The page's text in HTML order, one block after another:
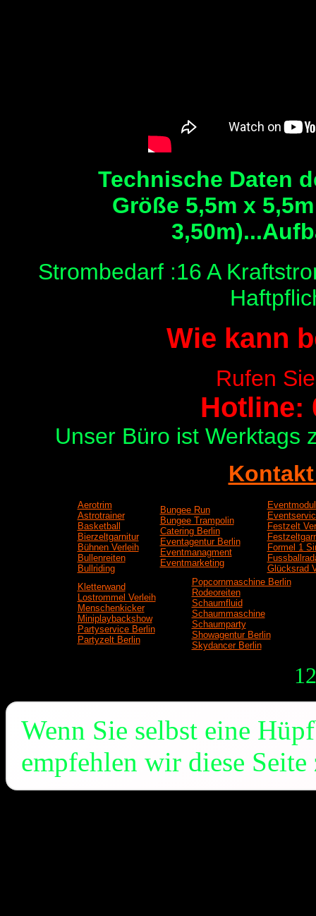
Technische Daten
Größe 5,5m x
Strombedarf :16 A
Wie kann
Rufen
Hotline:
Unser Büro ist Werktags
Aerotrim
Astrotrainer
Basketball
Bierzeltgarnitur
Bühnen Verleih
Bullenreiten
Bullriding
Bungee Run
Bungee Trampolin
Catering Berlin
Eventagentur Berlin
Eventmanagment
Eventmarketing
Festzelt
Formel 1
Glücksrad
Kletterwand
Lostrommel Verleih
Menschenkicker
Miniplaybackshow
Partyservice Berlin
Partyzelt Berlin
Popcornmaschine Berlin
Rodeoreiten
Schaumfluid
Schaummaschine
Schaumparty
Showagentur Berlin
Skydancer Berlin
Wenn Sie selbst eine
empfehlen wir diese